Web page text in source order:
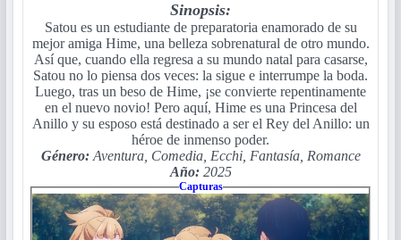
Sinopsis:
Satou es un estudiante de preparatoria enamorado de su
mejor amiga Hime, una belleza sobrenatural de otro mundo.
Así que, cuando ella regresa a su mundo natal para casarse,
Satou no lo piensa dos veces: la sigue e interrumpe la boda.
Luego, tras un beso de Hime, ¡se convierte repentinamente
en el nuevo novio! Pero aquí, Hime es una Princesa del
Anillo y su esposo está destinado a ser el Rey del Anillo: un
héroe de inmenso poder.
Género: Aventura, Comedia, Ecchi, Fantasía, Romance
Año: 2025
Capturas